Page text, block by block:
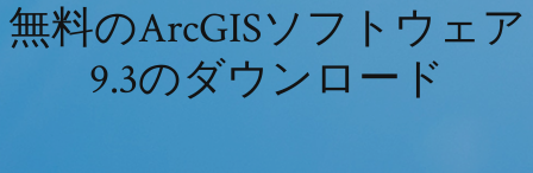
無料のArcGISソフトウェア
9.3のダウンロード